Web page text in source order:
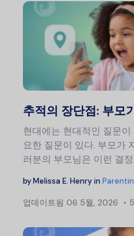
추적의 장단점: 부모
현대에는 현대적인 질문
요한 질문이 있다. 부모가
러분의 부모님은 이런 결
byMelissa E. Henry in
업데이트됨 06 5월, 2026